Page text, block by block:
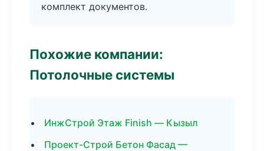
комплект документов.
Похожие компании:
Потолочные системы
ИнжСтрой Этаж Finish — Кызыл
Проект-Строй Бетон Фасад —